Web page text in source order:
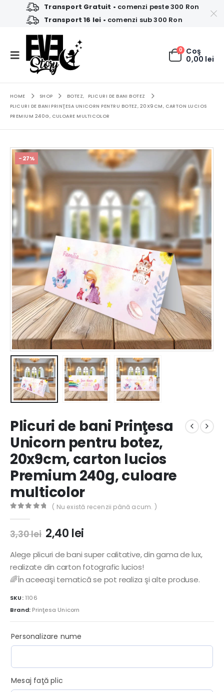
Transport Gratuit • comenzi peste 300 Ron
Transport 16 lei • comenzi sub 300 Ron
0 Coş
0,00 lei
HOME SHOP BOTEZ,
PLICURI DE BANI BOTEZ
PLICURI DE BANI PRINŢESA UNICORN PENTRU BOTEZ, 20X9CM, CARTON LUCIOS
PREMIUM 240G, CULOARE MULTICOLOR
-27%
Plicuri de bani Prinţesa
Unicorn pentru botez,
20x9cm, carton lucios
Premium 240g, culoare
multicolor
( Nu există recenzii până acum. )
3,30lei Prețul
inițial
a
fost:
3,30 lei.
2,40 leiPrețul
este:
2,40 lei.
Alege plicuri de bani super calitative, din gama de lux,
realizate din carton fotografic lucios!
🌈În aceeaşi tematică se pot realiza şi alte produse.
SKU: 1106
Brand: Prinţesa Unicorn
Personalizare nume
Mesaj faţă plic